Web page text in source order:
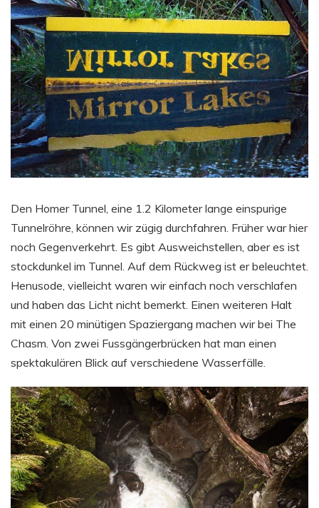
Den Homer Tunnel, eine 1.2 Kilometer lange einspurige
Tunnelröhre, können wir zügig durchfahren. Früher war hier
noch Gegenverkehrt. Es gibt Ausweichstellen, aber es ist
stockdunkel im Tunnel. Auf dem Rückweg ist er beleuchtet.
Henusode, vielleicht waren wir einfach noch verschlafen
und haben das Licht nicht bemerkt. Einen weiteren Halt
mit einen 20 minütigen Spaziergang machen wir bei The
Chasm. Von zwei Fussgängerbrücken hat man einen
spektakulären Blick auf verschiedene Wasserfälle.